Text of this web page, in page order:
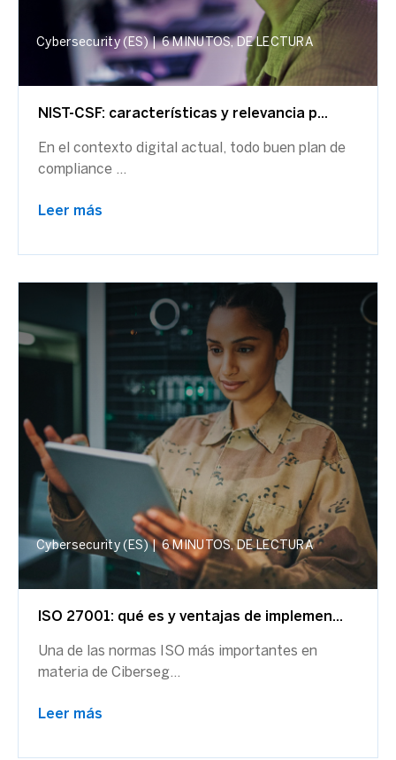
Cybersecurity (ES) | 6 MINUTOS, DE LECTURA
NIST-CSF: características y relevancia p...
En el contexto digital actual, todo buen plan de
compliance ...
Leer más
Cybersecurity (ES) | 6 MINUTOS, DE LECTURA
ISO 27001: qué es y ventajas de implemen...
Una de las normas ISO más importantes en
materia de Ciberseg...
Leer más